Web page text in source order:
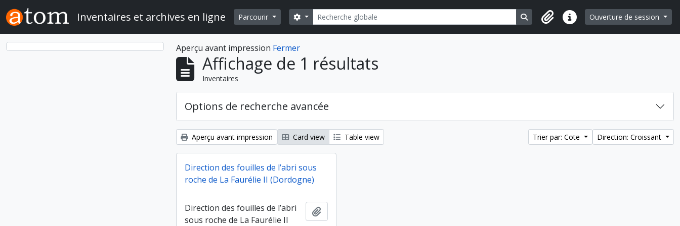
Skip to main content
Inventaires et archives en ligne Parcourir Rechercher
Search options Search in browse page
Liens rapidesOuverture de session
Aperçu avant impression Fermer
Affichage de 1 résultats
Inventaires
Options de recherche avancée
Aperçu avant impression Card view Table view Trier par: Cote Direction: Croissant
Direction des fouilles de l’abri sous
roche de La Faurélie II (Dordogne)
Direction des fouilles de l’abri
sous roche de La Faurélie II